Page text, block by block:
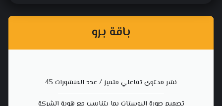
باقة برو
نشر محتوى تفاعلي متميز / عدد المنشورات 45